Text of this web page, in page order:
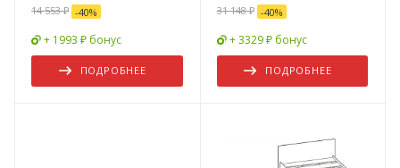
14 553 ₽ -40%
+ 1993 ₽ бонус
ПОДРОБНЕЕ
31 148 ₽ -40%
+ 3329 ₽ бонус
ПОДРОБНЕЕ